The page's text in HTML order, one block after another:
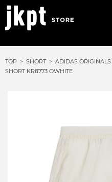
TOP SHORT ADIDAS
SHORT KR8773 OWHITE